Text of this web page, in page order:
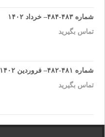
شماره ۴۸۳-۴۸۴– خرداد ۱۴۰۲
تماس بگیرید
شماره ۴۸۱-۴۸۲– فروردین ۱۴۰۲
تماس بگیرید